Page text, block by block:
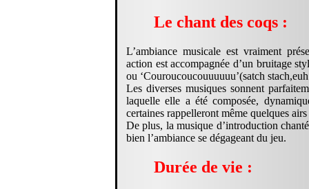
Le chant des coqs :
L’ambiance musicale est vraiment
action est accompagnée d’un bruitage
ou ‘Couroucoucouuuuuu’(satch
Les diverses musiques sonnent
laquelle elle a été composée,
certaines rappelleront même quelques
De plus, la musique d’introduction
bien l’ambiance se dégageant du jeu.
Durée de vie :